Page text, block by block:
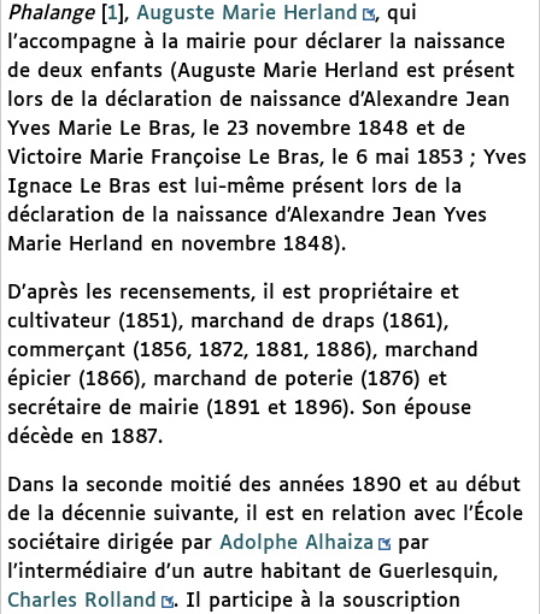
Phalange[ 1 , Auguste Marie Herland
, qui
l’accompagne à la mairie pour déclarer la naissance
de deux enfants (Auguste Marie Herland est présent
lors de la déclaration de naissance d’Alexandre Jean
Yves Marie Le Bras, le 23 novembre 1848 et de
Victoire Marie Françoise Le Bras, le 6 mai 1853 ; Yves
Ignace Le Bras est lui-même présent lors de la
déclaration de la naissance d’Alexandre Jean Yves
Marie Herland en novembre 1848).
D’après les recensements, il est propriétaire et
cultivateur (1851), marchand de draps (1861),
commerçant (1856, 1872, 1881, 1886), marchand
épicier (1866), marchand de poterie (1876) et
secrétaire de mairie (1891 et 1896). Son épouse
décède en 1887.
Dans la seconde moitié des années 1890 et au début
de la décennie suivante, il est en relation avec l’École
sociétaire dirigée par Adolphe Alhaiza
par
l’intermédiaire d’un autre habitant de Guerlesquin,
Charles Rolland
. Il participe à la souscription